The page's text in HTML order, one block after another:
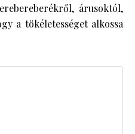
árusoktól,
a tökéletességet alkossa